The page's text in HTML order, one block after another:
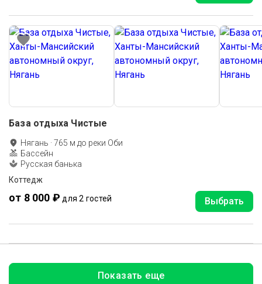
База отдыха Чистые
Нягань ·765 м до реки Оби
Бассейн
Русская банька
Коттедж
от 8 000 ₽ для 2 гостей Выбрать
Показать еще